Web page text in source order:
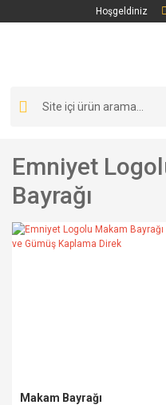
Hoşgeldiniz
Emniyet
Bayrağı
Makam Bayrağı